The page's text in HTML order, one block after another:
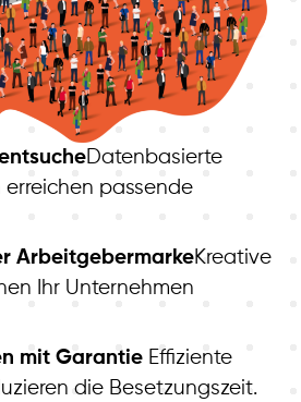
Datenbasierte
erreichen passende
ArbeitgebermarkeKreative
Ihr Unternehmen
mit Garantie Effiziente
die Besetzungszeit.